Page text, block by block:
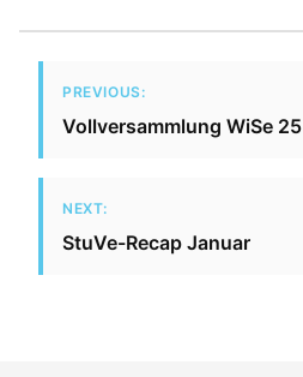
PREVIOUS:
Vollversammlung WiSe 25
NEXT:
StuVe-Recap Januar